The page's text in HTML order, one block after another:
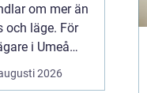
om mer än
och läge. För
i Umeå
trygghet,
2026